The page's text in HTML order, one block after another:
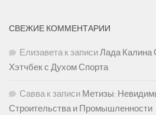
СВЕЖИЕ КОММЕНТАРИИ
Елизаветак записиЛада Калина
Хэтчбек с Духом Спорта
Саввак записи Метизы:
Строительства и Промышленности